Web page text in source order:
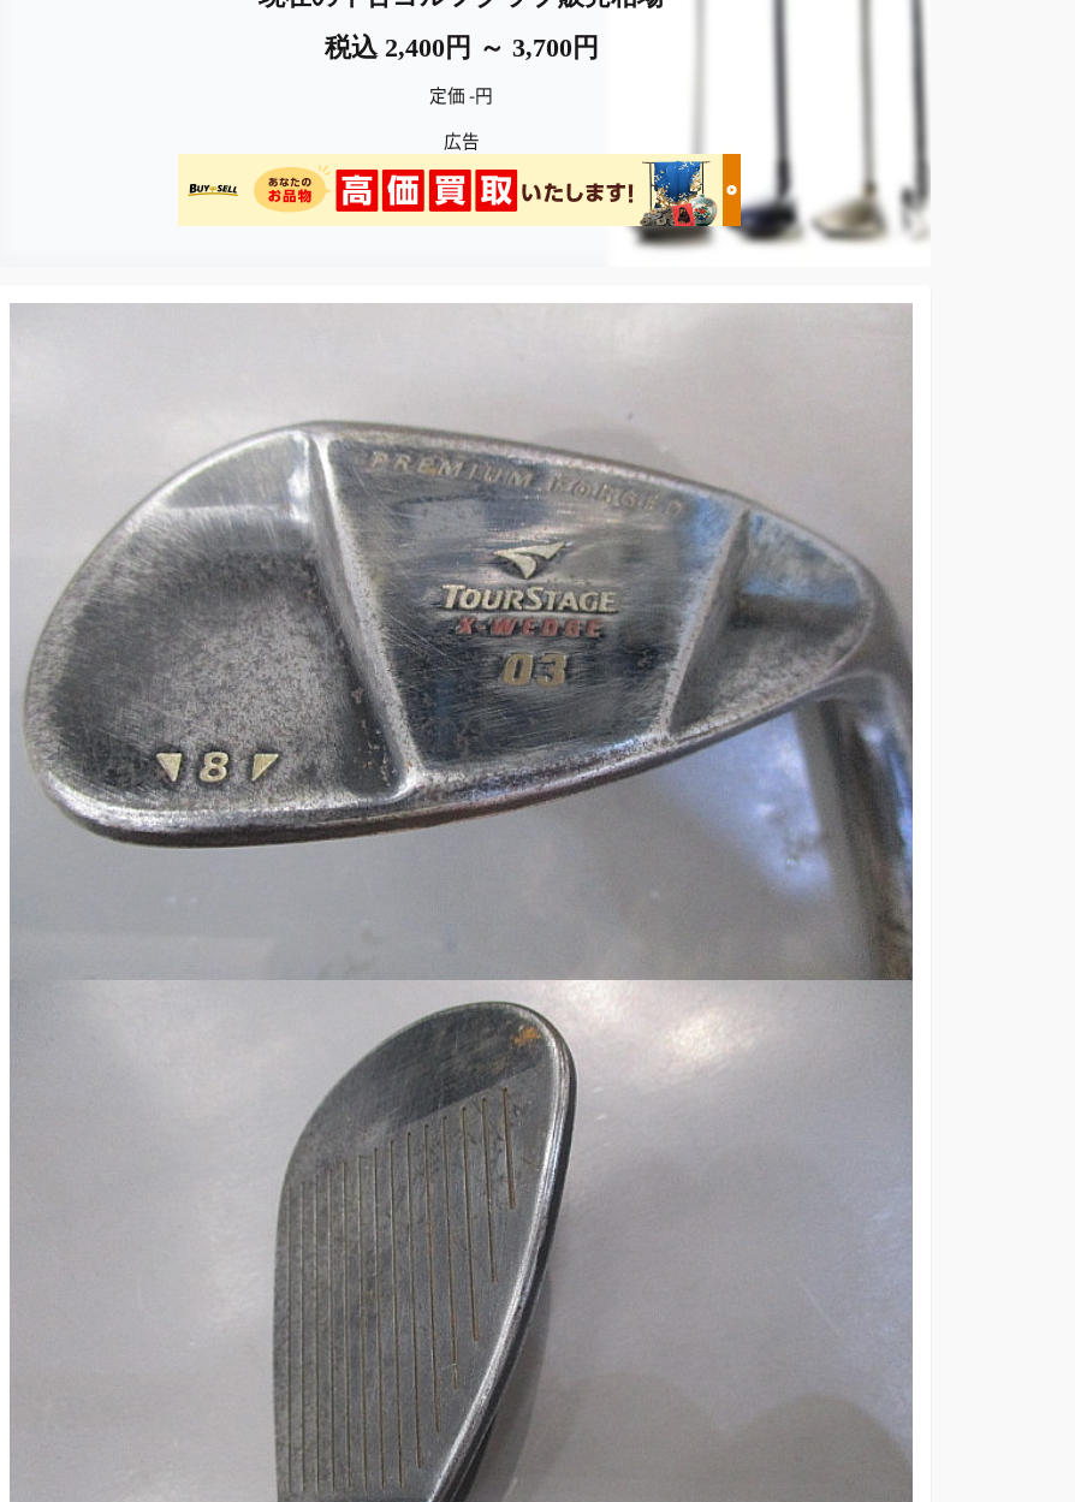
税込 2,400円 ～ 3,700円
定価 -円
広告